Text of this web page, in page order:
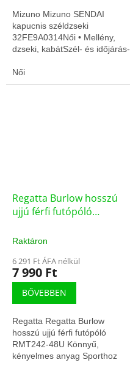
Mizuno Mizuno SENDAI
kapucnis széldzseki
32FE9A0314Női • Mellény,
dzseki, kabátSzél- és időjárás-
kialakítás
Női
Regatta Burlow hosszú
ujjú férfi futópóló
Raktáron
6 291 Ft ÁFA nélkül
7 990 Ft
BŐVEBBEN
Regatta Regatta Burlow
hosszú ujjú férfi futópóló
RMT242-48U Könnyű,
kényelmes anyag Sporthoz